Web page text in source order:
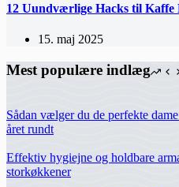
12 Uundværlige Hacks til
15. maj 2025
Mest populære indlæg
Sådan vælger du de perfekte
året rundt
Effektiv hygiejne og holdbare
storkøkkener